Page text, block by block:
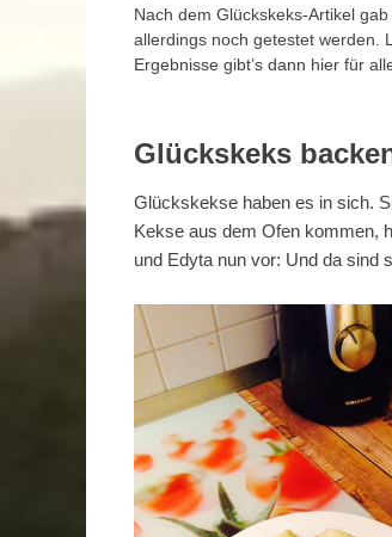
Nach dem Glückskeks-Artikel
allerdings noch getestet werden.
Ergebnisse gibt’s dann hier für
Glückskeks
Glückskekse haben es in sich.
Kekse aus dem Ofen kommen,
und Edyta nun vor: Und da sind